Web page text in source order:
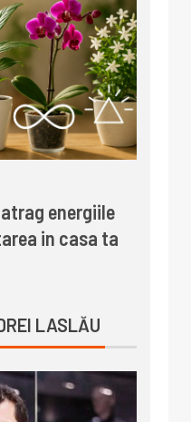
energiile
in casa ta
LASLĂU